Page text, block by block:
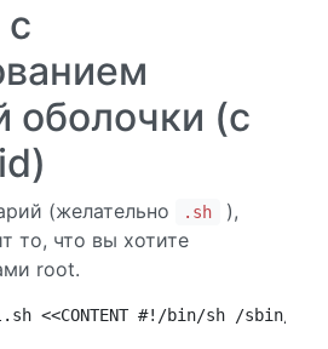
оболочки (с
(желательно .sh
),
то, что вы хотите
root.
<<CONTENT #!/bin/sh /sbin/